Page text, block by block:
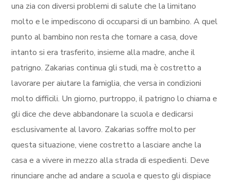
una zia con diversi problemi di salute che la limitano
molto e le impediscono di occuparsi di un bambino. A quel
punto al bambino non resta che tornare a casa, dove
intanto si era trasferito, insieme alla madre, anche il
patrigno. Zakarias continua gli studi, ma è costretto a
lavorare per aiutare la famiglia, che versa in condizioni
molto difficili. Un giorno, purtroppo, il patrigno lo chiama e
gli dice che deve abbandonare la scuola e dedicarsi
esclusivamente al lavoro. Zakarias soffre molto per
questa situazione, viene costretto a lasciare anche la
casa e a vivere in mezzo alla strada di espedienti. Deve
rinunciare anche ad andare a scuola e questo gli dispiace